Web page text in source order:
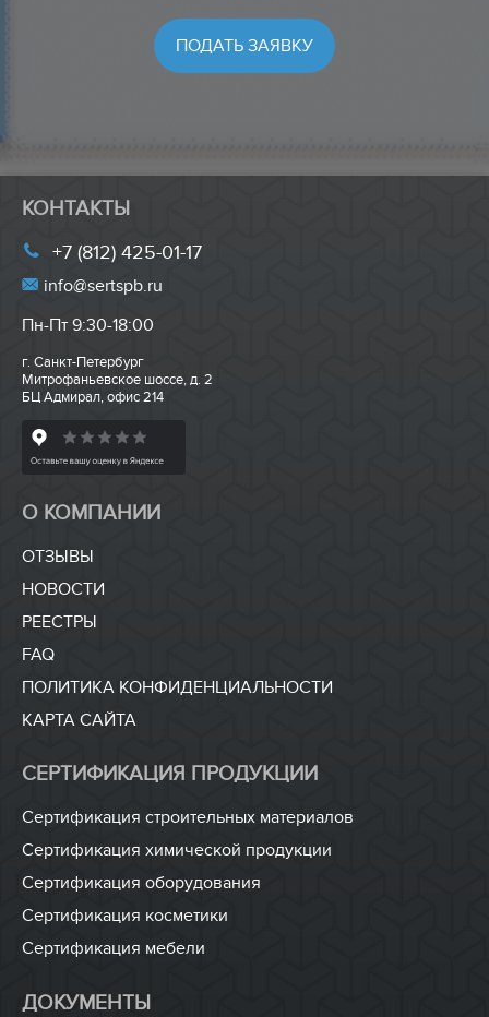
О КОМПАНИИ
ОТЗЫВЫ
НОВОСТИ
РЕЕСТРЫ
FAQ
ПОЛИТИКА КОНФИДЕНЦИАЛЬНОСТИ
КАРТА САЙТА
СЕРТИФИКАЦИЯ ПРОДУКЦИИ
Сертификация строительных материалов
Сертификация химической продукции
Сертификация оборудования
Сертификация косметики
Сертификация мебели
ДОКУМЕНТЫ
КОНТАКТЫ
+7 (812) 425-01-17
info@sertspb.ru
Пн-Пт 9:30-18:00
г. Санкт-Петербург
Митрофаньевское шоссе, д. 2
БЦ Адмирал, офис 214